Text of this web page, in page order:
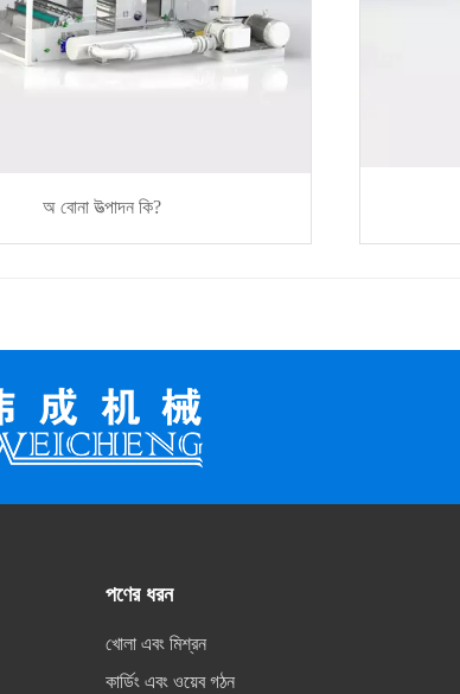
অ বোনা উত্পাদন কি?
পণের ধরন
খোলা এবং মিশ্রন
কার্ডিং এবং ওয়েব গঠন